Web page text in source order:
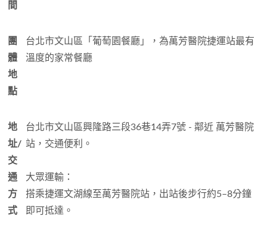
間
團
體
地
點
台北市文山區「葡萄園餐廳」，為萬芳醫院捷運站最有
溫度的家常餐廳
地
址/
交
通
方
式
台北市文山區興隆路三段36巷14弄7號 - 鄰近 萬芳醫院
站，交通便利。
大眾運輸：
搭乘捷運文湖線至萬芳醫院站，出站後步行約5–8分鐘
即可抵達。